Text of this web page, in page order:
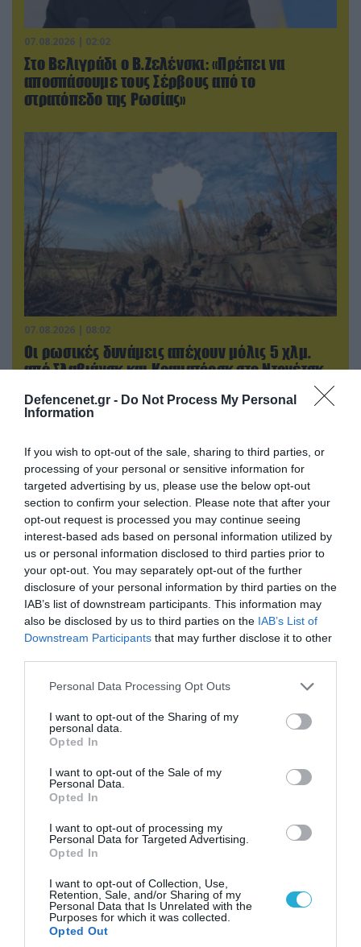
Defencenet.gr - Do Not Process My Personal
Information
If you wish to opt-out of the sale, sharing to third parties, or
processing of your personal or sensitive information for
targeted advertising by us, please use the below opt-out
section to confirm your selection. Please note that after your
opt-out request is processed you may continue seeing
interest-based ads based on personal information utilized by
us or personal information disclosed to third parties prior to
your opt-out. You may separately opt-out of the further
disclosure of your personal information by third parties on the
IAB’s list of downstream participants. This information may
also be disclosed by us to third parties on the IAB’s List of
Downstream Participants that may further disclose it to other
Please note that this website/app uses one or more Google
not limited to your visit or usage behaviour. You may click to
grant or deny consent to Google and its third-party tags to
use your data for below specified purposes in below Google
consent section.
Personal Data Processing Opt Outs
I want to opt-out of the Sharing of my
personal data.
Opted In
I want to opt-out of the Sale of my
Personal Data.
Opted In
I want to opt-out of processing my
Personal Data for Targeted Advertising.
Opted In
I want to opt-out of Collection, Use,
Retention, Sale, and/or Sharing of my
Personal Data that Is Unrelated with the
Purposes for which it was collected.
Opted Out
07.08.2026 | 02:02
Στο Βελιγράδι ο Β.Ζελένσκι: «Πρέπει να
αποσπάσουμε τους Σέρβους από το
στρατόπεδο της Ρωσίας»
07.08.2026 | 08:02
Οι ρωσικές δυνάμεις απέχουν μόλις 5 χλμ.
από Σλαβιάνσκ και Κραματόρσκ στο Ντονέτσκ
Αθήνα: Απομακρύνθηκαν παράνομα
αντικείμενα από κοινόχρηστους χώρους
06.08.2026 | 09:03